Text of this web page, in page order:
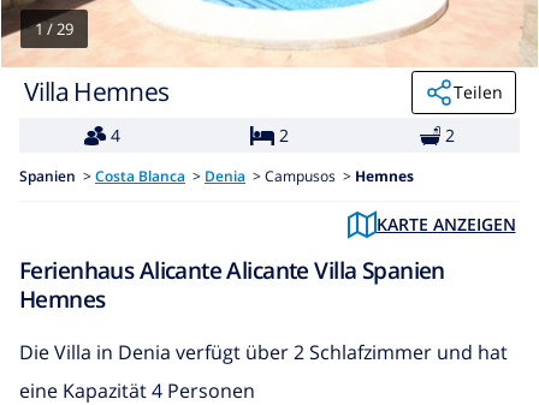
1/29
Villa Hemnes
Teilen
4
2 2
Spanien > Costa Blanca > Denia > Campusos > Hemnes
KARTE ANZEIGEN
Ferienhaus Alicante Alicante Villa Spanien
Hemnes
DieVilla in Denia verfügt über 2 Schlafzimmer und hat
eine Kapazität 4 Personen